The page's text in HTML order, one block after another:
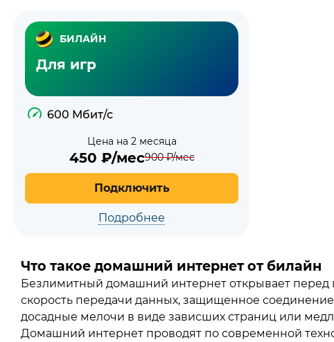
БИЛАЙН
Для игр
600 Мбит/с
Цена на 2 месяца
450 ₽/мес900₽/мес
Подключить
Подробнее
Что такое домашний интернет от билайн
Безлимитный домашний интернет открывает перед
скорость передачи данных, защищенное
досадные мелочи в виде зависших страниц или
Домашний интернет проводят по современной